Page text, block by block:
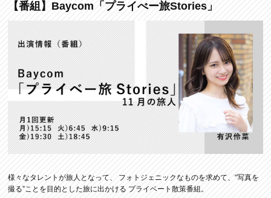
【番組】Baycom「プライべー旅Stories」
様々なタレントが旅人となって、 フォトジェニックなものを求めて、“写真を
撮る”ことを目的とした旅に出かける プライベート散策番組。